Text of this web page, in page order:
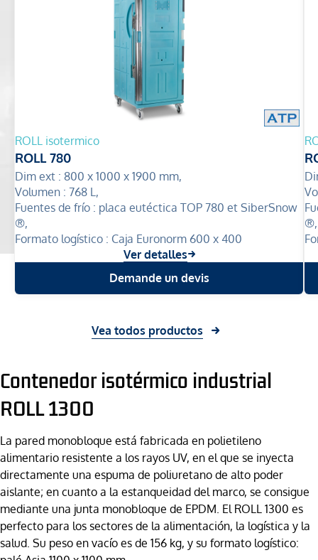
ROLL isotermico
ROLL 780
Dim ext : 800 x 1000 x 1900 mm,
Volumen : 768 L,
Fuentes de frío : placa eutéctica TOP 780 et SiberSnow
®,
Formato logístico : Caja Euronorm 600 x 400
Ver detalles
Demande un devis
®,
Vea todos productos
Contenedor isotérmico industrial
ROLL 1300
La pared monobloque está fabricada en polietileno
alimentario resistente a los rayos UV, en el que se inyecta
directamente una espuma de poliuretano de alto poder
aislante; en cuanto a la estanqueidad del marco, se consigue
mediante una junta monobloque de EPDM. El ROLL 1300 es
perfecto para los sectores de la alimentación, la logística y la
salud. Su peso en vacío es de 156 kg, y su formato logístico: